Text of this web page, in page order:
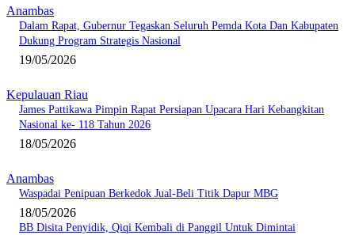
Anambas
Dalam Rapat, Gubernur Tegaskan Seluruh Pemda Kota Dan Kabupaten
Dukung Program Strategis Nasional
19/05/2026
Kepulauan Riau
James Pattikawa Pimpin Rapat Persiapan Upacara Hari Kebangkitan
Nasional ke- 118 Tahun 2026
18/05/2026
Anambas
Waspadai Penipuan Berkedok Jual-Beli Titik Dapur MBG
18/05/2026
BB Disita Penyidik, Qiqi Kembali di Panggil Untuk Dimintai